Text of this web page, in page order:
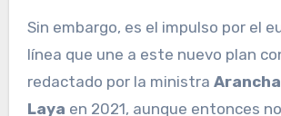
Sin embargo, es el impulso por el
línea que une a este nuevo plan
redactado por la ministra
Laya en 2021, aunque entonces